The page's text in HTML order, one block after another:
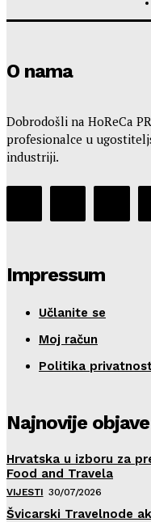
O nama
Dobrodošli na HoReCa
profesionalce u
industriji.
Impressum
Učlanite se
Moj račun
Politika
Najnovije objave
Hrvatska u izboru za
Food and Travela
VIJESTI 30/07/2026
Švicarski Travelnode